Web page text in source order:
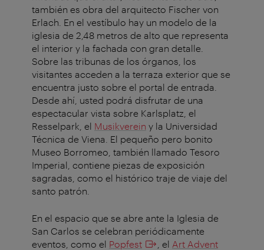
también es obra del arquitecto Fischer von
Erlach. En el vestíbulo hay un modelo de la
iglesia de 2,48 metros de alto que representa
el interior y la fachada con gran detalle.
Sobre las tribunas de los órganos, los
visitantes acceden a la terraza exterior que se
encuentra justo sobre el portal de entrada.
Desde ahí, usted podrá disfrutar de una
espectacular vista sobre Karlsplatz, el
Resselpark, el Musikverein y la Universidad
Técnica de Viena. El pequeño pero bonito
Museo Borromeo, también llamado Tesoro
Imperial, contiene piezas de exposición
sagradas, como el histórico traje de viaje del
santo patrón.
En el espacio que se abre ante la Iglesia de
San Carlos se celebran periódicamente
eventos, como el Popfest , el Art Advent